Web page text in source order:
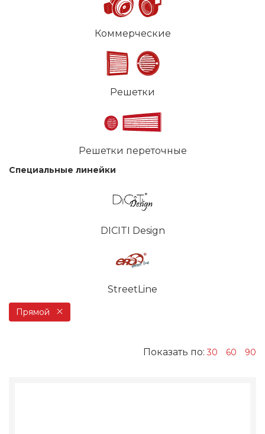
Коммерческие
Решетки
Решетки переточные
Специальные линейки
DICITI Design
StreetLine
Прямой
Показать по:30 60 90